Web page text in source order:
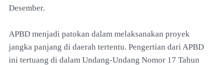
Desember.
APBD menjadi patokan dalam melaksanakan proyek
jangka panjang di daerah tertentu. Pengertian dari APBD
ini tertuang di dalam Undang-Undang Nomor 17 Tahun